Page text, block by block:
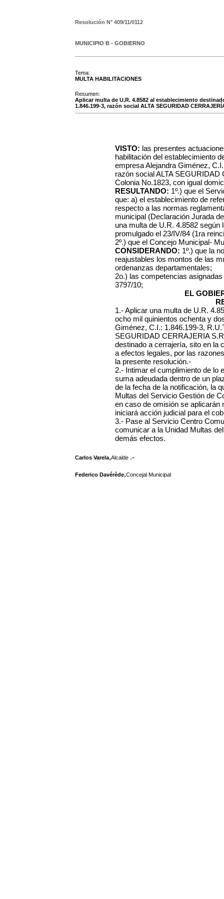
Resolución N° 409/11/0112
MUNICIPIO B - GOBIERNO
Tema:
MULTA HABILITACIONES
Resumen:
Aplicar multa de U.R. 4.8582 al establecimiento
1.846.199-3, razón social ALTA SEGURIDAD
VISTO: las presentes
habilitación del establecimiento
empresa Alejandra Giménez,
razón social ALTA
Colonia No.1823, con igual
RESULTANDO: 1º.) que el
que: a) el establecimiento de
respecto a las normas
municipal (Declaración Jurada
una multa de U.R. 4.8582 según
promulgado el 23/IV/84 (1ra
2º.) que el Concejo Municipal-
CONSIDERANDO: 1º.) que la
reajustables los montos de las
ordenanzas departamentales;
2o.) las competencias
3797/10;
EL
1.- Aplicar una multa de U.R.
ocho mil quinientos ochenta y
Giménez, C.I.: 1.846.199-3,
SEGURIDAD CERRAJERIA
destinado a cerrajería, sito en la
a efectos legales, por las
la presente resolución.-
2.- Intimar el cumplimiento de lo
suma adeudada dentro de un
de la fecha de la notificación, la
Multas del Servicio Gestión de
en caso de omisión se
iniciará acción judicial para el
3.- Pase al Servicio Centro
comunicar a la Unidad Multas
demás efectos.
Carlos Varela,Alcalde .-
Federico Davérède,Concejal Municipal